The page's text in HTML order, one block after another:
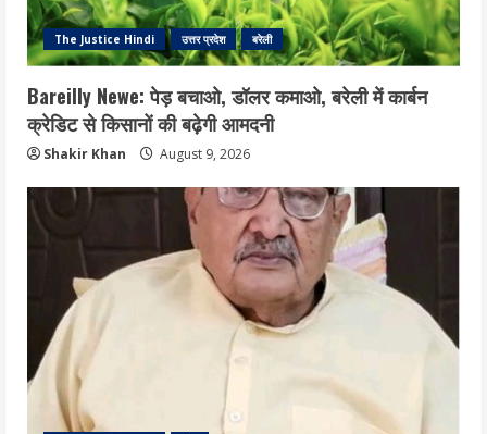
The Justice Hindi उत्तर प्रदेश बरेली
Bareilly Newe: पेड़ बचाओ, डॉलर कमाओ, बरेली में कार्बन
क्रेडिट से किसानों की बढ़ेगी आमदनी
Shakir Khan August 9, 2026